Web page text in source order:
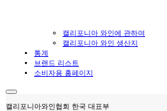
캘리포니아 와인에 관하여
캘리포니아 와인 생산지
통계
브랜드 리스트
소비자용 홈페이지
캘리포니아와인협회 한국 대표부